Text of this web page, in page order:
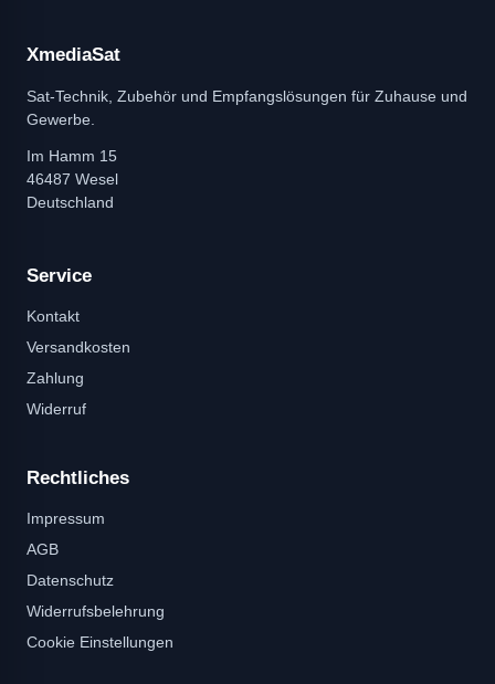
XmediaSat
Sat-Technik, Zubehör und Empfangslösungen für Zuhause und
Gewerbe.
Im Hamm 15
46487 Wesel
Deutschland
Service
Kontakt
Versandkosten
Zahlung
Widerruf
Rechtliches
Impressum
AGB
Datenschutz
Widerrufsbelehrung
Cookie Einstellungen